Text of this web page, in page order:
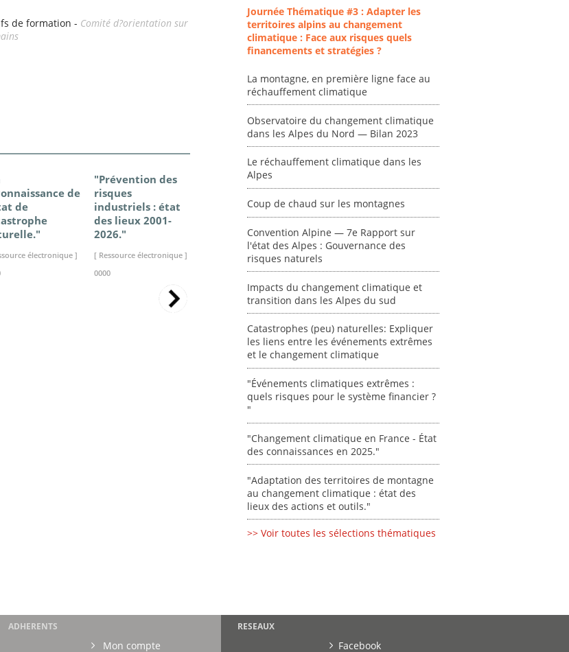
de formation - Comité d?orientation sur
de
de
électronique ]
"Prévention des
risques
industriels : état
des lieux 2001-
2026."
[ Ressource électronique ]
0000
"Changement
climatique en
France - État des
connaissances en
[ Ressource électronique ]
de gestion des
vagues de
chaleur."
[ Ressource électronique ]
0000
climatiques
risques pour le
Journée Thématique #3 : Adapter les
territoires alpins au changement
climatique : Face aux risques quels
financements et stratégies ?
La montagne, en première ligne face au
réchauffement climatique
Observatoire du changement climatique
dans les Alpes du Nord — Bilan 2023
Le réchauffement climatique dans les
Alpes
Coup de chaud sur les montagnes
Convention Alpine — 7e Rapport sur
l'état des Alpes : Gouvernance des
risques naturels
Impacts du changement climatique et
transition dans les Alpes du sud
Catastrophes (peu) naturelles: Expliquer
les liens entre les événements extrêmes
et le changement climatique
"Événements climatiques extrêmes :
quels risques pour le système financier ?
"
"Changement climatique en France - État
des connaissances en 2025."
"Adaptation des territoires de montagne
au changement climatique : état des
lieux des actions et outils."
>> Voir toutes les sélections thématiques
ADHERENTS
Mon compte
RESEAUX
Facebook